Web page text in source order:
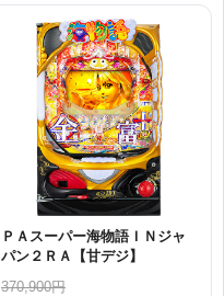
ＰＡスーパー海物語ＩＮジャ
パン２ＲＡ【甘デジ】
370,900円